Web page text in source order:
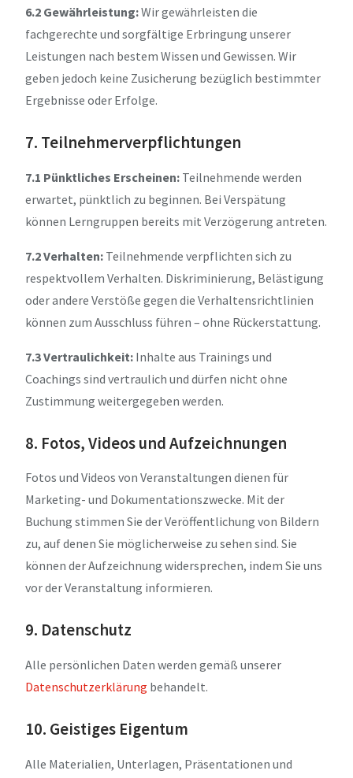
6.2 Gewährleistung:Wir gewährleisten die
fachgerechte und sorgfältige Erbringung unserer
Leistungen nach bestem Wissen und Gewissen. Wir
geben jedoch keine Zusicherung bezüglich bestimmter
Ergebnisse oder Erfolge.
7. Teilnehmerverpflichtungen
7.1 Pünktliches Erscheinen: Teilnehmende werden
erwartet, pünktlich zu beginnen. Bei Verspätung
können Lerngruppen bereits mit Verzögerung antreten.
7.2 Verhalten: Teilnehmende verpflichten sich zu
respektvollem Verhalten. Diskriminierung, Belästigung
oder andere Verstöße gegen die Verhaltensrichtlinien
können zum Ausschluss führen – ohne Rückerstattung.
7.3 Vertraulichkeit: Inhalte aus Trainings und
Coachings sind vertraulich und dürfen nicht ohne
Zustimmung weitergegeben werden.
8. Fotos, Videos und Aufzeichnungen
Fotos und Videos von Veranstaltungen dienen für
Marketing- und Dokumentationszwecke. Mit der
Buchung stimmen Sie der Veröffentlichung von Bildern
zu, auf denen Sie möglicherweise zu sehen sind. Sie
können der Aufzeichnung widersprechen, indem Sie uns
vor der Veranstaltung informieren.
9. Datenschutz
Alle persönlichen Daten werden gemäß unserer
Datenschutzerklärung behandelt.
10. Geistiges Eigentum
Alle Materialien, Unterlagen, Präsentationen und